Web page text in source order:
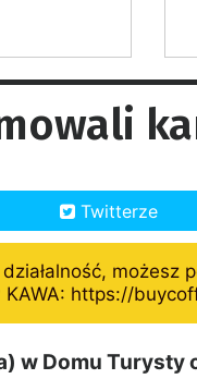
Twitterze
możesz
KAWA: https://
w Domu Turysty